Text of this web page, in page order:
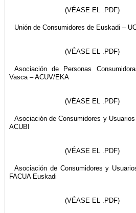
(VÉASE EL .PDF)
Unión de Consumidores de Euskadi –
(VÉASE EL .PDF)
Asociación de Personas
Vasca – ACUV/EKA
(VÉASE EL .PDF)
Asociación de Consumidores y
ACUBI
(VÉASE EL .PDF)
Asociación de Consumidores y
FACUA Euskadi
(VÉASE EL .PDF)